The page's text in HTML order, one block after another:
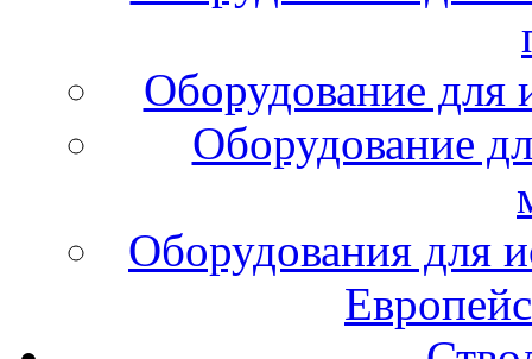
Оборудование для
Оборудование
Оборудования для